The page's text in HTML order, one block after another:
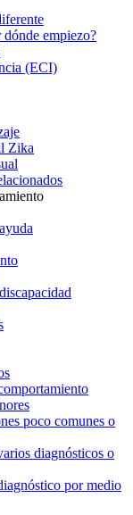
empiezo?
(ECI)
Zika
poco comunes o
diagnósticos o
por medio